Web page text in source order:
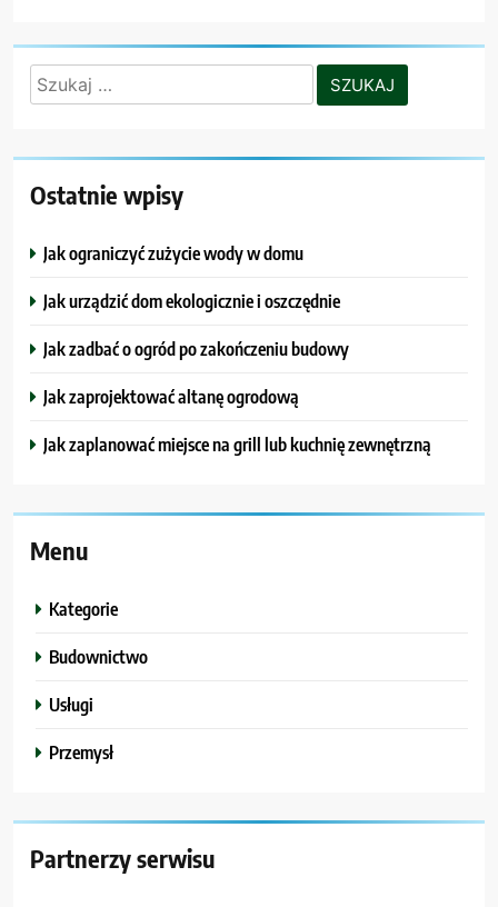
Szukaj:
Ostatnie wpisy
Jak ograniczyć zużycie wody w domu
Jak urządzić dom ekologicznie i oszczędnie
Jak zadbać o ogród po zakończeniu budowy
Jak zaprojektować altanę ogrodową
Jak zaplanować miejsce na grill lub kuchnię zewnętrzną
Menu
Kategorie
Budownictwo
Usługi
Przemysł
Partnerzy serwisu